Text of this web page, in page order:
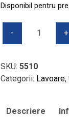
Disponibil pentru
Cantitate
-
standing
Moon,
SKU:5510
Categorii: Lavoare,
Descriere